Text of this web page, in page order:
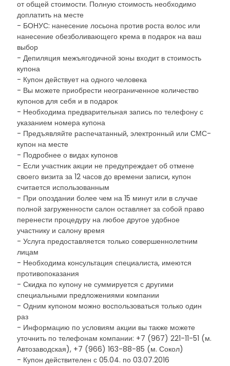
от общей стоимости. Полную стоимость необходимо
доплатить на месте
- БОНУС: нанесение лосьона против роста волос или
нанесение обезболивающего крема в подарок на ваш
выбор
- Депиляция межъягодичной зоны входит в стоимость
купона
- Купон действует на одного человека
- Вы можете приобрести неограниченное количество
купонов для себя и в подарок
- Необходима предварительная запись по телефону с
указанием номера купона
- Предъявляйте распечатанный, электронный или СМС-
купон на месте
- Подробнее о видах купонов
- Если участник акции не предупреждает об отмене
своего визита за 12 часов до времени записи, купон
считается использованным
- При опоздании более чем на 15 минут или в случае
полной загруженности салон оставляет за собой право
перенести процедуру на любое другое удобное
участнику и салону время
- Услуга предоставляется только совершеннолетним
лицам
- Необходима консультация специалиста, имеются
противопоказания
- Скидка по купону не суммируется с другими
специальными предложениями компании
- Одним купоном можно воспользоваться только один
раз
- Информацию по условиям акции вы также можете
уточнить по телефонам компании: +7 (967) 221-11-51 (м.
Автозаводская), +7 (966) 163-88-85 (м. Сокол)
- Купон действителен с 05.04. по 03.07.2016